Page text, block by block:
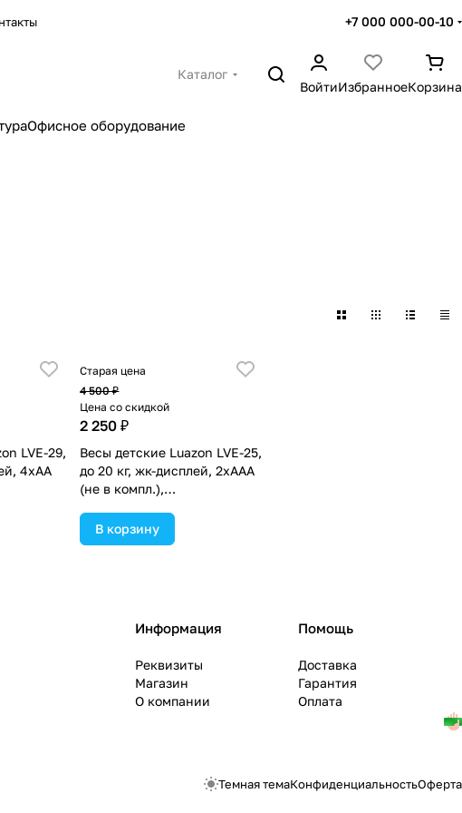
+7 000 000-00-10
Каталог
ВойтиИзбранноеКорзина
Офисное оборудование
LVE-29,
4хАА
Старая цена
4 500 ₽
Цена со скидкой
2 250 ₽
Весы детские Luazon LVE-25,
до 20 кг, жк-дисплей, 2хAAА
(не в компл.),
364041 (№3640417).
В корзину
Информация
Реквизиты
Магазин
О компании
Помощь
Доставка
Гарантия
Оплата
Темная темаКонфиденциальностьОферта